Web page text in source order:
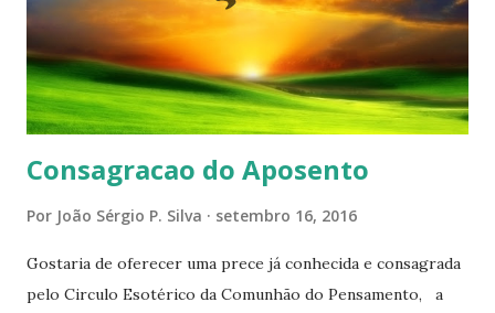
Consagracao do Aposento
Por João Sérgio P. Silva setembro 16, 2016
Gostaria de oferecer uma prece já conhecida e consagrada
pelo Circulo Esotérico da Comunhão do Pensamento, a